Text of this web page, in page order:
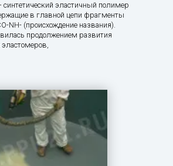
эластичный полимер
в главной цепи фрагменты
NH- (происхождение названия).
продолжением развития